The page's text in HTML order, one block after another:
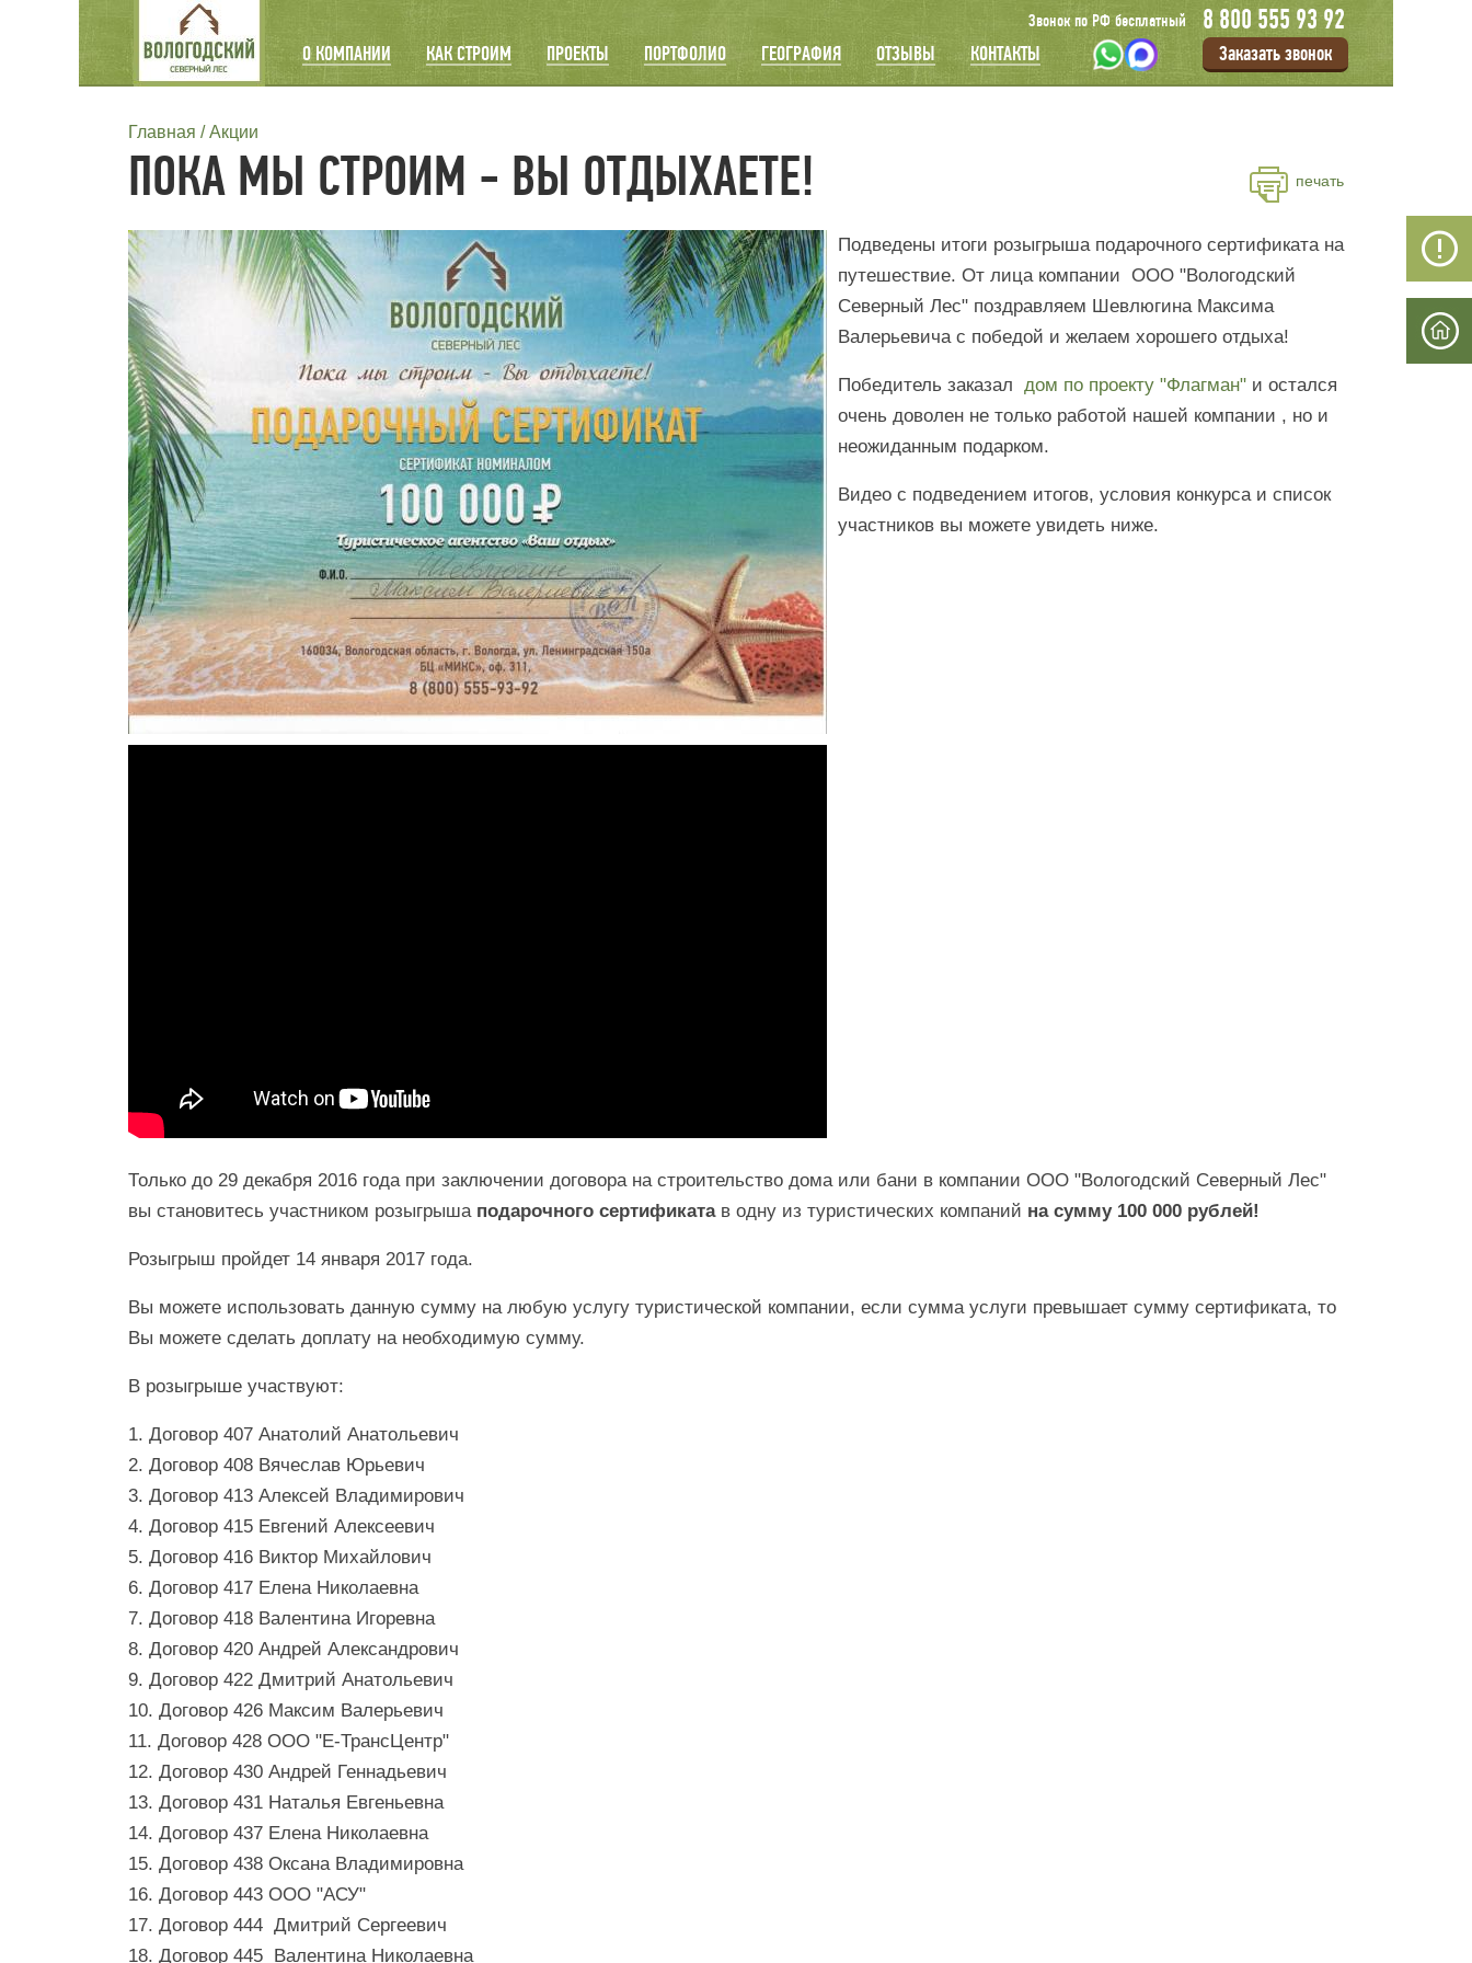
MAIN
NAVIGATION
О КОМПАНИИ КАК СТРОИМ ПРОЕКТЫ ПОРТФОЛИО ГЕОГРАФИЯ ОТЗЫВЫ КОНТАКТЫ
Звонок по РФ бесплатный 8 800 555 93 92
Заказать звонок
СТРОКА
НАВИГАЦИИ
Главная Акции
ПОКА МЫ СТРОИМ - ВЫ ОТДЫХАЕТЕ! печать
Подведены итоги розыгрыша подарочного сертификата на
путешествие. От лица компании ООО "Вологодский
Северный Лес" поздравляем Шевлюгина Максима
Валерьевича с победой и желаем хорошего отдыха!
Победитель заказал дом по проекту "Флагман" и остался
очень доволен не только работой нашей компании , но и
неожиданным подарком.
Видео с подведением итогов, условия конкурса и список
участников вы можете увидеть ниже.
Только до 29 декабря 2016 года при заключении договора на строительство дома или бани в компании ООО "Вологодский Северный Лес"
вы становитесь участником розыгрыша подарочного сертификатав одну из туристических компаний на сумму 100 000 рублей!
Розыгрыш пройдет 14 января 2017 года.
Вы можете использовать данную сумму на любую услугу туристической компании, если сумма услуги превышает сумму сертификата, то
Вы можете сделать доплату на необходимую сумму.
В розыгрыше участвуют:
1. Договор 407 Анатолий Анатольевич
2. Договор 408 Вячеслав Юрьевич
3. Договор 413 Алексей Владимирович
4. Договор 415 Евгений Алексеевич
5. Договор 416 Виктор Михайлович
6. Договор 417 Елена Николаевна
7. Договор 418 Валентина Игоревна
8. Договор 420 Андрей Александрович
9. Договор 422 Дмитрий Анатольевич
10. Договор 426 Максим Валерьевич
11. Договор 428 ООО "Е-ТрансЦентр"
12. Договор 430 Андрей Геннадьевич
13. Договор 431 Наталья Евгеньевна
14. Договор 437 Елена Николаевна
15. Договор 438 Оксана Владимировна
16. Договор 443 ООО "АСУ"
17. Договор 444 Дмитрий Сергеевич
18. Договор 445 Валентина Николаевна